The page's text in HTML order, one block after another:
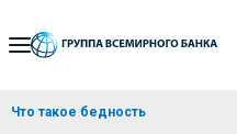
Skip
Navigation
Что такое бедность